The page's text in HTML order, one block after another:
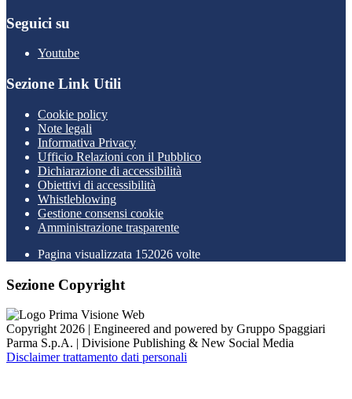
Seguici su
Youtube
Sezione Link Utili
Cookie policy
Note legali
Informativa Privacy
Ufficio Relazioni con il Pubblico
Dichiarazione di accessibilità
Obiettivi di accessibilità
Whistleblowing
Gestione consensi cookie
Amministrazione trasparente
Pagina visualizzata 152026 volte
Sezione Copyright
Copyright 2026 | Engineered and powered by Gruppo Spaggiari
Parma S.p.A. | Divisione Publishing & New Social Media
Disclaimer trattamento dati personali